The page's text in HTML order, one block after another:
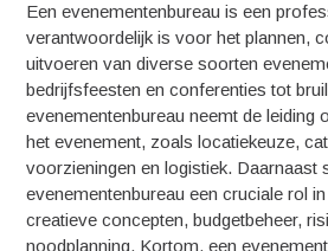
Een evenementenbureau is een
verantwoordelijk is voor het plannen,
uitvoeren van diverse soorten
bedrijfsfeesten en conferenties tot
evenementenbureau neemt de leiding
het evenement, zoals locatiekeuze,
voorzieningen en logistiek. Daarnaast
evenementenbureau een cruciale rol
creatieve concepten, budgetbeheer,
noodplanning. Kortom, een